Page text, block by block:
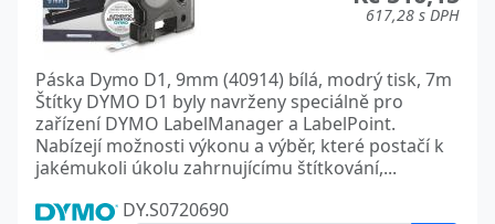
617,28 s DPH
Páska Dymo D1, 9mm (40914) bílá, modrý tisk, 7m
Štítky DYMO D1 byly navrženy speciálně pro
zařízení DYMO LabelManager a LabelPoint.
Nabízejí možnosti výkonu a výběr, které postačí k
jakémukoli úkolu zahrnujícímu štítkování,...
DY.S0720690